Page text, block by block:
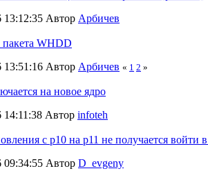
13:12:35 Автор Арбичев
пакета WHDD
13:51:16 Автор Арбичев « 1 2 »
на новое ядро
14:11:38 Автор infoteh
с р10 на р11 не получается войти
09:34:55 Автор D_evgeny